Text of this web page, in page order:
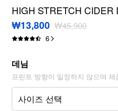
HIGH STRETCH CIDER
RISE SOLID
STRAIGHT LEG SHORTS
₩13,800 ₩45,900
6
데님
프린트 방향이 일정하지 않으며
사이즈 선택